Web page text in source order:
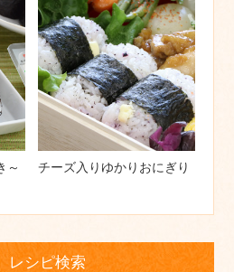
～ チーズ入りゆかりおにぎり
レシピ検索